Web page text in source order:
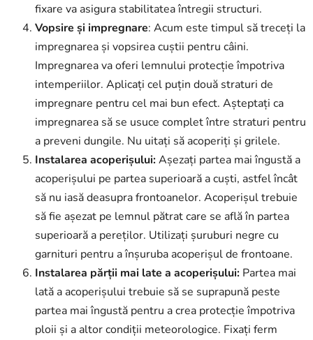
fixare va asigura stabilitatea întregii structuri.
Vopsire și impregnare: Acum este timpul să treceți la
impregnarea și vopsirea cuștii pentru câini.
Impregnarea va oferi lemnului protecție împotriva
intemperiilor. Aplicați cel puțin două straturi de
impregnare pentru cel mai bun efect. Așteptați ca
impregnarea să se usuce complet între straturi pentru
a preveni dungile. Nu uitați să acoperiți și grilele.
Instalarea acoperișului:Așezați partea mai îngustă a
acoperișului pe partea superioară a cuști, astfel încât
să nu iasă deasupra frontoanelor. Acoperișul trebuie
să fie așezat pe lemnul pătrat care se află în partea
superioară a pereților. Utilizați șuruburi negre cu
garnituri pentru a înșuruba acoperișul de frontoane.
Instalarea părții mai late a acoperișului: Partea mai
lată a acoperișului trebuie să se suprapună peste
partea mai îngustă pentru a crea protecție împotriva
ploii și a altor condiții meteorologice. Fixați ferm